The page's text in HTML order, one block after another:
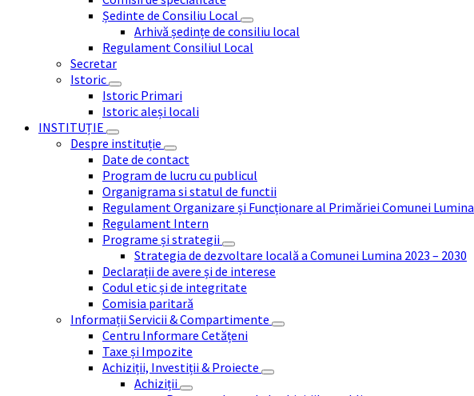
Ședinte de Consiliu Local
Arhivă ședințe de consiliu local
Regulament Consiliul Local
Secretar
Istoric
Istoric Primari
Istoric aleși locali
INSTITUȚIE
Despre instituție
Date de contact
Program de lucru cu publicul
Organigrama si statul de functii
Regulament Organizare și Funcționare al Primăriei Comunei Lumina
Regulament Intern
Programe și strategii
Strategia de dezvoltare locală a Comunei Lumina 2023 – 2030
Declarații de avere și de interese
Codul etic și de integritate
Comisia paritară
Informații Servicii & Compartimente
Centru Informare Cetățeni
Taxe și Impozite
Achiziții, Investiții & Proiecte
Achiziții